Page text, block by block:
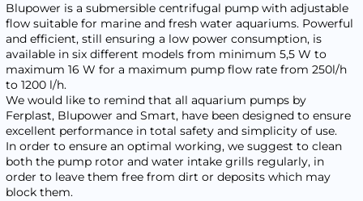
Blupower is a submersible centrifugal pump with adjustable
flow suitable for marine and fresh water aquariums. Powerful
and efficient, still ensuring a low power consumption, is
available in six different models from minimum 5,5 W to
maximum 16 W for a maximum pump flow rate from 250l/h
to 1200 l/h.
We would like to remind that all aquarium pumps by
Ferplast, Blupower and Smart, have been designed to ensure
excellent performance in total safety and simplicity of use.
In order to ensure an optimal working, we suggest to clean
both the pump rotor and water intake grills regularly, in
order to leave them free from dirt or deposits which may
block them.